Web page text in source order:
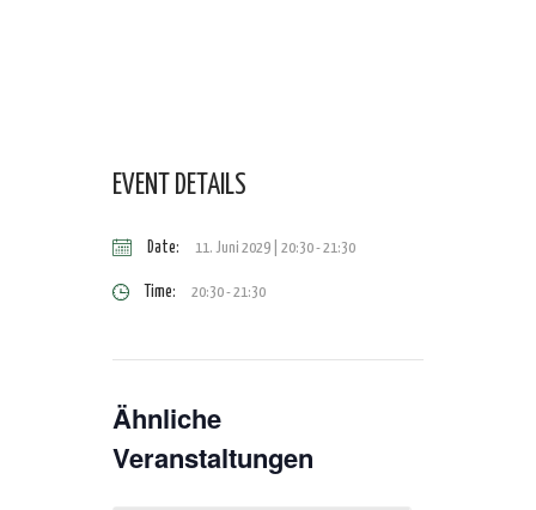
EVENT DETAILS
Date: 11. Juni 2029 | 20:30-21:30
Time: 20:30 - 21:30
Ähnliche
Veranstaltungen